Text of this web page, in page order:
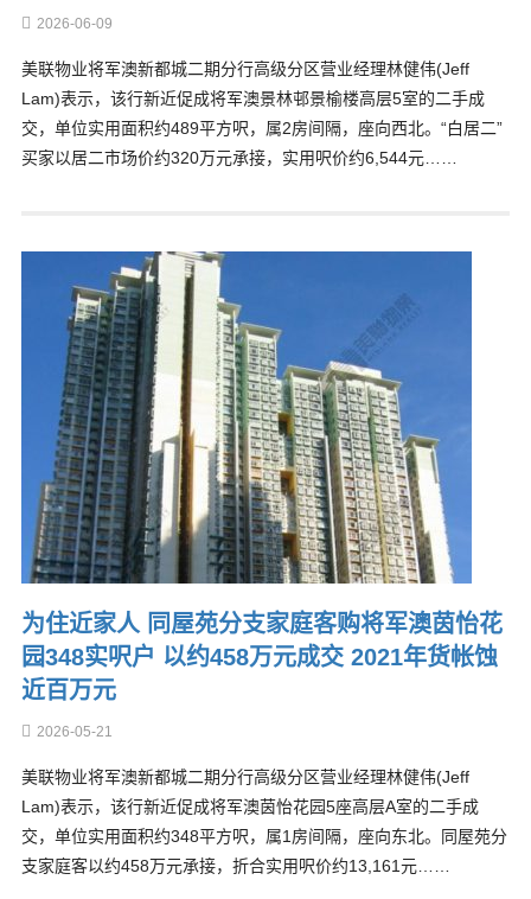
2026-06-09
美联物业将军澳新都城二期分行高级分区营业经理林健伟(Jeff
Lam)表示，该行新近促成将军澳景林邨景榆楼高层5室的二手成
交，单位实用面积约489平方呎，属2房间隔，座向西北。“白居二”
买家以居二市场价约320万元承接，实用呎价约6,544元……
为住近家人 同屋苑分支家庭客购将军澳茵怡花
园348实呎户 以约458万元成交 2021年货帐蚀
近百万元
2026-05-21
美联物业将军澳新都城二期分行高级分区营业经理林健伟(Jeff
Lam)表示，该行新近促成将军澳茵怡花园5座高层A室的二手成
交，单位实用面积约348平方呎，属1房间隔，座向东北。同屋苑分
支家庭客以约458万元承接，折合实用呎价约13,161元……